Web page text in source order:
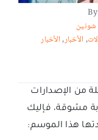
By
شونين
,الأخبار,الأخبار
من الإصدارات
مشوقة، فإليك